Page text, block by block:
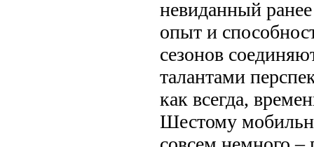
невиданный
опыт и
сезонов
талантами
как всегда,
Шестому